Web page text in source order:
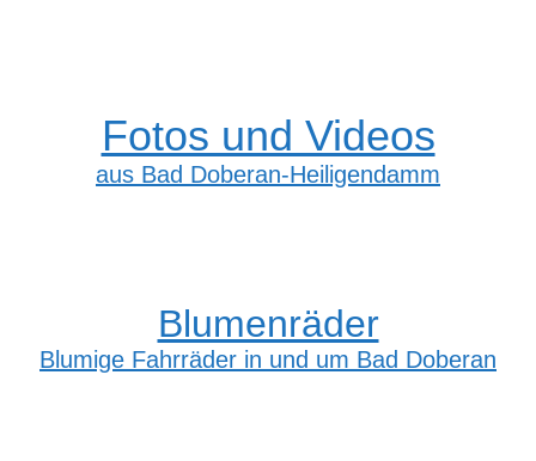
Fotos und Videos
aus Bad Doberan-Heiligendamm
Blumenräder
Blumige Fahrräder in und um Bad Doberan